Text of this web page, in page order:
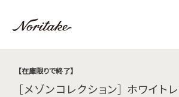
【在庫限りで終了】
［メゾンコレクション］ ホワイト